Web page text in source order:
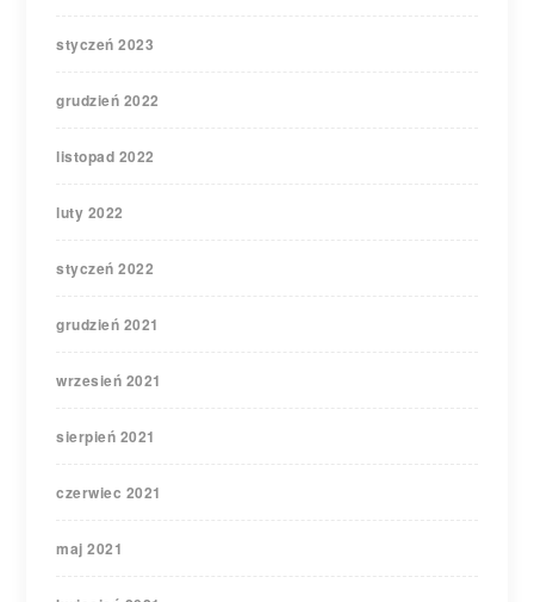
styczeń 2023
grudzień 2022
listopad 2022
luty 2022
styczeń 2022
grudzień 2021
wrzesień 2021
sierpień 2021
czerwiec 2021
maj 2021